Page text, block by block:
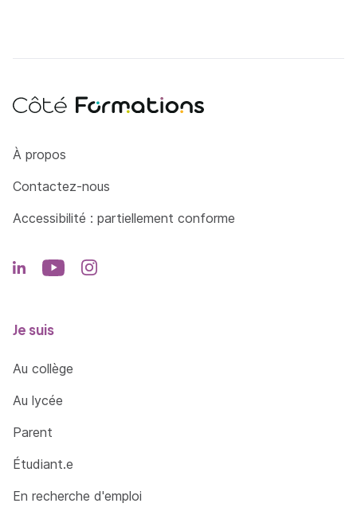
Côté Formations
À propos
Contactez-nous
Accessibilité : partiellement conforme
Je suis
Au collège
Au lycée
Parent
Étudiant.e
En recherche d'emploi